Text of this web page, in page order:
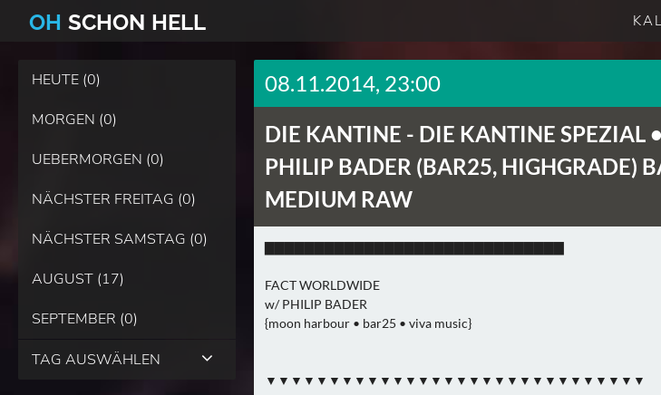
OH SCHON HELL
HEUTE (0)
MORGEN (0)
UEBERMORGEN (0)
NÄCHSTER FREITAG (0)
NÄCHSTER SAMSTAG (0)
AUGUST (17)
SEPTEMBER (0)
TAG AUSWÄHLEN
08.11.2014, 23:00
DIE KANTINE - DIE KANTINE SPEZIAL
PHILIP BADER (BAR25, HIGHGRADE)
MEDIUM RAW
▇▇▇▇▇▇▇▇▇▇▇▇▇▇▇▇▇▇▇▇▇▇▇▇▇▇▇▇▇▇
FACT WORLDWIDE
w/ PHILIP BADER
{moon harbour • bar25 • viva music}
▼▼▼▼▼▼▼▼▼▼▼▼▼▼▼▼▼▼▼▼▼▼▼▼▼▼▼▼▼▼